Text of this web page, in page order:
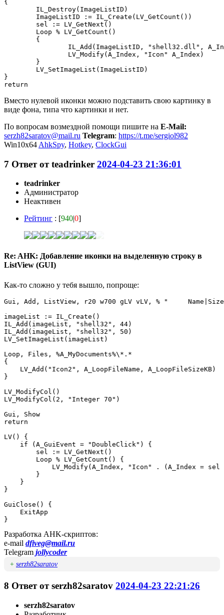
{
}
return
Вместо нулевой иконки можно подставить свою картинку в
виде фона, типа что картинки и нет.
По вопросам возмездной помощи пишите на E-Mail:
serzh82saratov@mail.ru Telegram: https://t.me/sergiol982
Win10x64 AhkSpy, Hotkey, ClockGui
7 Ответ отteadrinker 2024-04-23 21:36:01
teadrinker
Администратор
Неактивен
Рейтинг : [940|0]
Re: AHK: Добавление иконки на выделенную строку в
ListView (GUI)
Как-то сложно у тебя вышло, попроще:
Gui, Add, ListView, r20 w700 gLV vLV, % "
imageList := IL_Create()
IL_Add(imageList, "shell32", 44)
IL_Add(imageList, "shell32", 50)
LV_SetImageList(imageList)
Loop, Files, %A_MyDocuments%\*.*
{
    LV_Add("Icon2", A_LoopFileName, A_LoopFileSizeKB)
}
LV_ModifyCol()
LV_ModifyCol(2, "Integer 70")
Gui, Show
return
LV() {
    if (A_GuiEvent = "DoubleClick") {
        sel := LV_GetNext()
        Loop % LV_GetCount() {
LV_Modify(A_Index, "Icon" . (A_Index = sel
        }
    }
}
GuiClose() {
    ExitApp
}
Разработка AHK-скриптов:
e-mail dfiveg@mail.ru
Telegram jollycoder
+ serzh82saratov
8 Ответ отserzh82saratov 2024-04-23 22:21:26
serzh82saratov